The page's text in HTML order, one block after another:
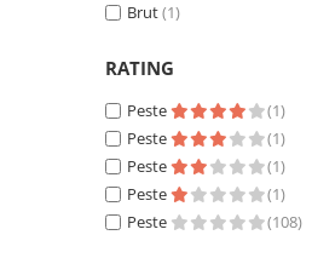
Brut(1)
RATING
Peste
(1)
Peste
(1)
Peste
(1)
Peste
(1)
Peste
(108)